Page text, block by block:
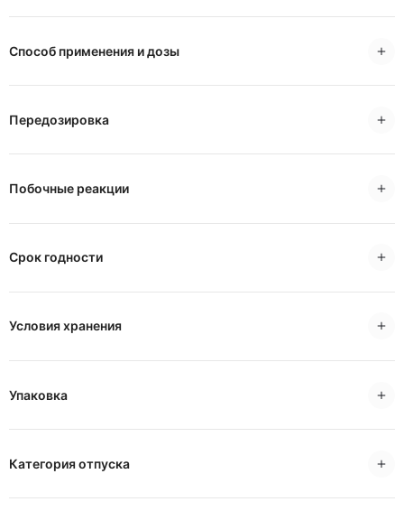
Способ применения и дозы
Передозировка
Побочные реакции
Срок годности
Условия хранения
Упаковка
Категория отпуска